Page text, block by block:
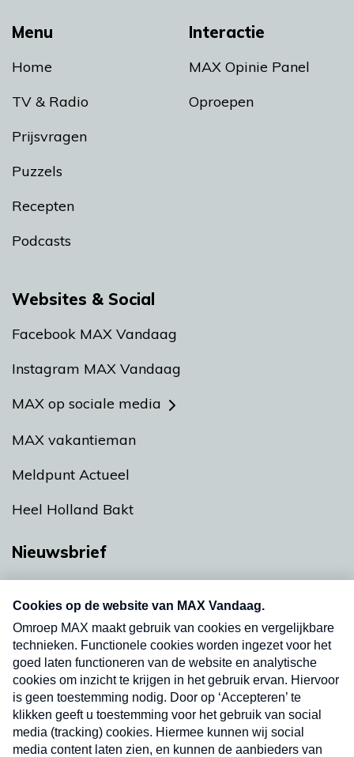
Menu
Home
TV & Radio
Prijsvragen
Puzzels
Recepten
Podcasts
Interactie
MAX Opinie Panel
Oproepen
Websites & Social
Facebook MAX Vandaag
Instagram MAX Vandaag
MAX op sociale media
MAX vakantieman
Meldpunt Actueel
Heel Holland Bakt
Nieuwsbrief
Neem hier een gratis abonnement op onze
nieuwsbrief. Elke vrijdag- en dinsdagochtend in
uw mailbox.
Verzend